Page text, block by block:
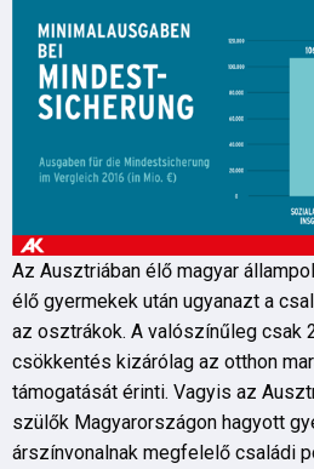
Az Ausztriában élő magyar
élő gyermekek után ugyanazt a
az osztrákok. A valószínűleg csak
csökkentés kizárólag az otthon
támogatását érinti. Vagyis az
szülők Magyarországon hagyott
árszínvonalnak megfelelő családi